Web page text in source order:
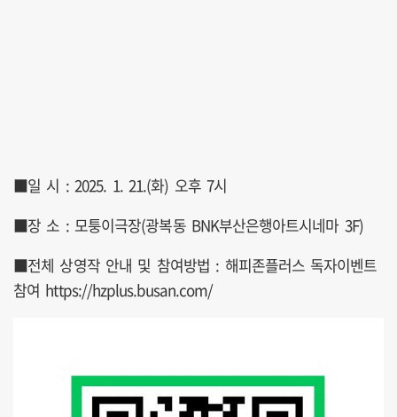
■일 시 : 2025. 1. 21.(화) 오후 7시
■장 소 : 모퉁이극장(광복동 BNK부산은행아트시네마 3F)
■전체 상영작 안내 및 참여방법 : 해피존플러스 독자이벤트
참여 https://hzplus.busan.com/